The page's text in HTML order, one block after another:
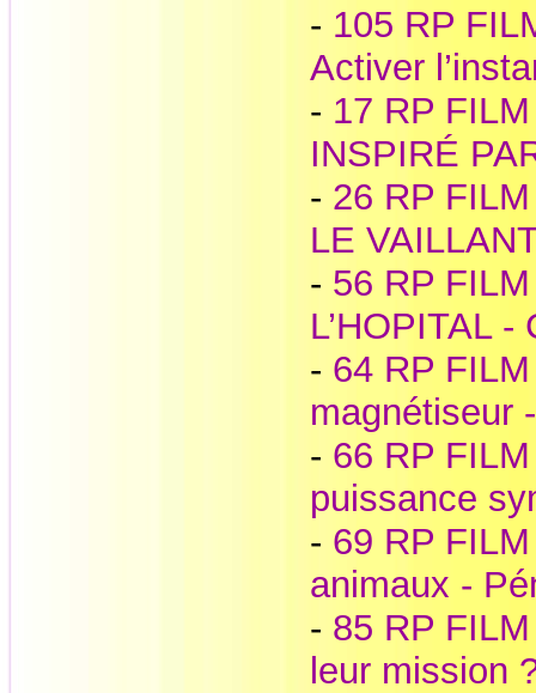
- 105 RP
Activer
- 17 RP
INSPIRÉ
- 26 RP
LE
- 56 RP
L’HOPITAL
- 64 RP
magnétiseur
- 66 RP
puissance
- 69 RP
animaux -
- 85 RP
leur mission